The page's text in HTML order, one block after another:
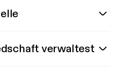
verwaltest